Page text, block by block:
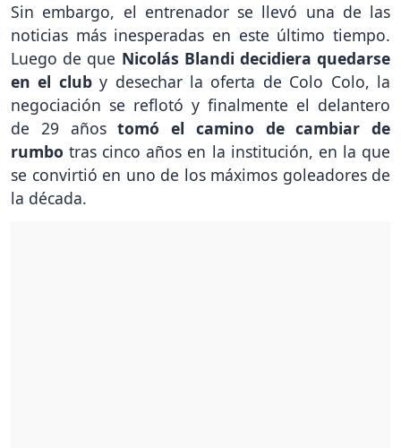
Sin embargo, el entrenador se llevó una de las
noticias más inesperadas en este último tiempo.
Luego de que Nicolás Blandi decidiera quedarse
en el cluby desechar la oferta de Colo Colo, la
negociación se reflotó y finalmente el delantero
de 29 añostomó el camino de cambiar de
rumbotras cinco años en la institución, en la que
se convirtió en uno de los máximos goleadores de
la década.